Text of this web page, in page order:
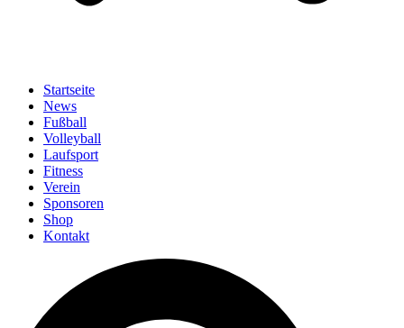
Startseite
News
Fußball
Volleyball
Laufsport
Fitness
Verein
Sponsoren
Shop
Kontakt